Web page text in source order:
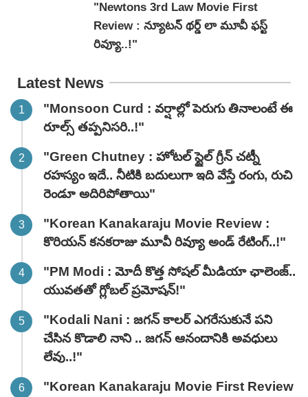
"Newtons 3rd Law Movie First
Review : న్యూటన్ థర్డ్ లా మూవీ ఫస్ట్
రివ్యూ..!"
Latest News
"Monsoon Curd : వర్షాల్లో పెరుగు తినాలంటే ఈ
రూల్స్ తప్పనిసరి..!"
"Green Chutney : హోటల్ స్టైల్ గ్రీన్ చట్నీ
రహస్యం ఇదే.. నీటికి బదులుగా ఇది వేస్తే రంగు, రుచి
రెండూ అదిరిపోతాయి"
"Korean Kanakaraju Movie Review :
కొరియన్ కనకరాజు మూవీ రివ్యూ అండ్ రేటింగ్‌..!"
"PM Modi : మోదీ కొత్త సోషల్ మీడియా ఛాలెంజ్..
యువతతో గ్లోబల్ ప్రమోషన్!"
"Kodali Nani : జగన్ కాలర్ ఎగరేసుకునే పని
చేసిన కొడాలి నాని .. జగన్ ఆనందానికి అవధులు
లేవు..!"
"Korean Kanakaraju Movie First Review